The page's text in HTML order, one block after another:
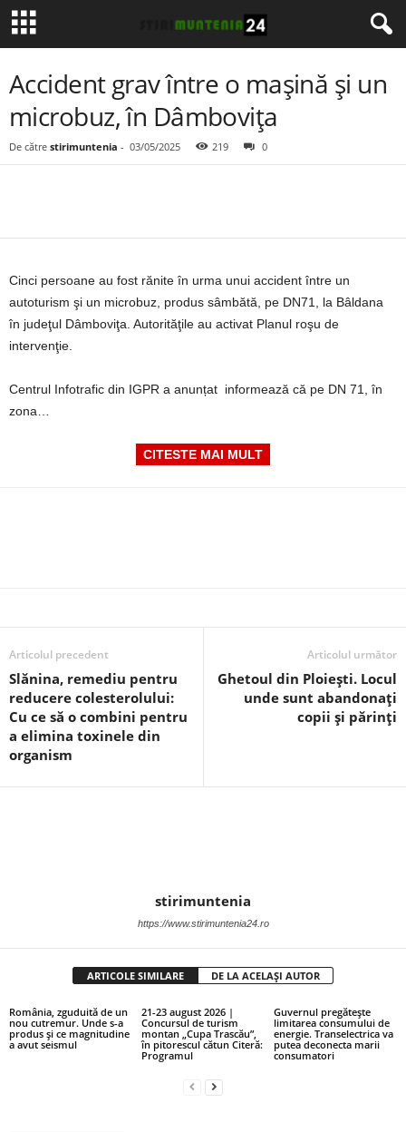
Accident grav între o mașină și un
microbuz, în Dâmbovița
De către stirimuntenia - 03/05/2025 219 0
Cinci persoane au fost rănite în urma unui accident între un
autoturism şi un microbuz, produs sâmbătă, pe DN71, la Bâldana
în judeţul Dâmboviţa. Autorităţile au activat Planul roşu de
intervenţie.
Centrul Infotrafic din IGPR a anunțat informează că pe DN 71, în
zona…
CITESTE MAI MULT
Articolul precedent
Slănina, remediu pentru
reducere colesterolului:
Cu ce să o combini pentru
a elimina toxinele din
organism
Articolul următor
Ghetoul din Ploiești. Locul
unde sunt abandonați
copii și părinți
stirimuntenia
https://www.stirimuntenia24.ro
ARTICOLE SIMILARE DE LA ACELAȘI AUTOR
România, zguduită de un
nou cutremur. Unde s-a
produs și ce magnitudine
a avut seismul
21-23 august 2026 |
Concursul de turism
montan „Cupa Trascău”,
în pitorescul cătun Citeră:
Programul
Guvernul pregătește
limitarea consumului de
energie. Transelectrica va
putea deconecta marii
consumatori